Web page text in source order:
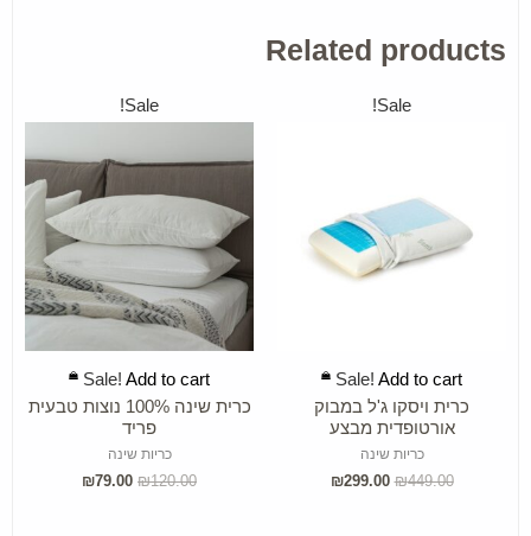
Related products
Sale!
Sale! Add to cart
כרית ויסקו ג'ל במבוק
אורטופדית מבצע
כריות שינה
₪449.00
₪299.00
Sale!
Sale! Add to cart
כרית שינה 100% נוצות טבעית
פריד
כריות שינה
₪120.00
₪79.00
ADD TO CART